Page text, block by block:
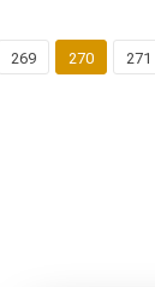
269 270 271